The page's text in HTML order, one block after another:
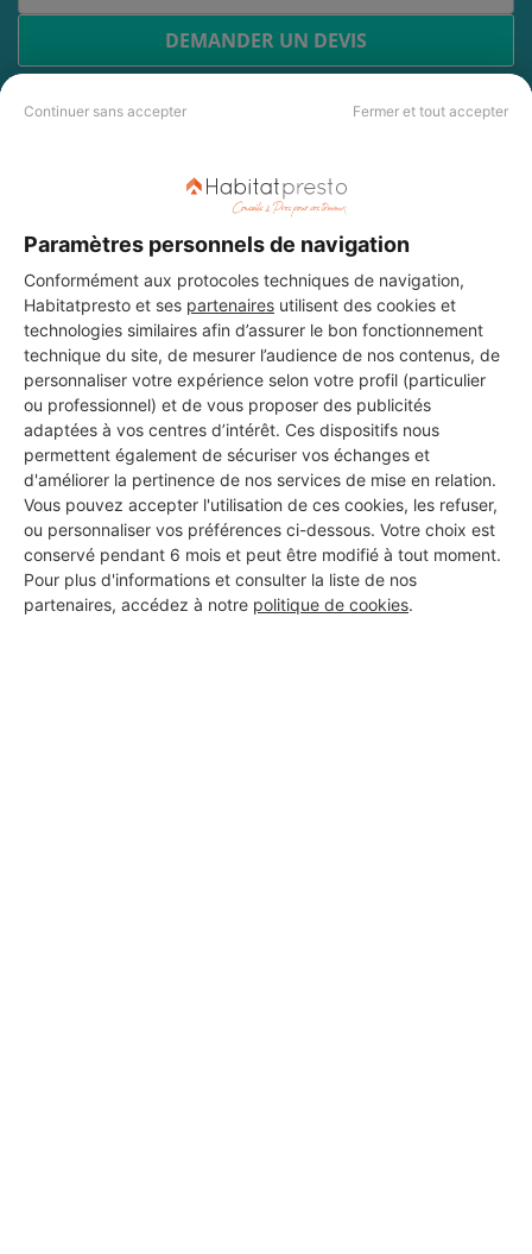
Continuer sans accepter Fermer et tout accepter
Paramètres personnels de navigation
Conformément aux protocoles techniques de navigation,
Habitatpresto et ses partenaires utilisent des cookies et
technologies similaires afin d’assurer le bon fonctionnement
technique du site, de mesurer l’audience de nos contenus, de
personnaliser votre expérience selon votre profil (particulier
ou professionnel) et de vous proposer des publicités
adaptées à vos centres d’intérêt. Ces dispositifs nous
permettent également de sécuriser vos échanges et
d'améliorer la pertinence de nos services de mise en relation.
Vous pouvez accepter l'utilisation de ces cookies, les refuser,
ou personnaliser vos préférences ci-dessous. Votre choix est
conservé pendant 6 mois et peut être modifié à tout moment.
Pour plus d'informations et consulter la liste de nos
partenaires, accédez à notre politique de cookies.
DEMANDER UN DEVIS
Les 2 autres Carreleurs pour
vos travaux à Malause
Alfred rénovation
Malause
4 ans d'expérience
Voir sa fiche
NICOLAS DESBOIS
Malause